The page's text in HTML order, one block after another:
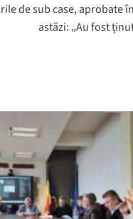
de sub case, aprobate
astăzi: „Au fost